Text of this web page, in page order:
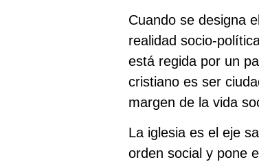
Cuando se designa
realidad socio-
está regida por un
cristiano es ser
margen de la vida
La iglesia es el eje
orden social y pone